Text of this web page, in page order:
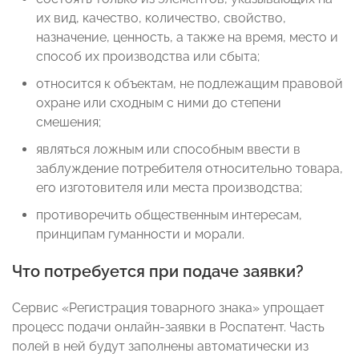
их вид, качество, количество, свойство,
назначение, ценность, а также на время, место и
способ их производства или сбыта;
относится к объектам, не подлежащим правовой
охране или сходным с ними до степени
смешения;
являться ложным или способным ввести в
заблуждение потребителя относительно товара,
его изготовителя или места производства;
противоречить общественным интересам,
принципам гуманности и морали.
Что потребуется при подаче заявки?
Сервис «Регистрация товарного знака» упрощает
процесс подачи онлайн-заявки в Роспатент. Часть
полей в ней будут заполнены автоматически из